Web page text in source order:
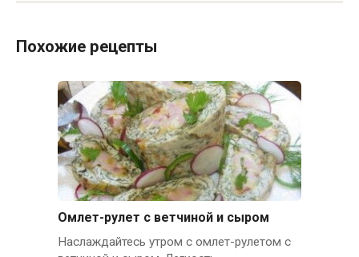
Похожие рецепты
Омлет-рулет с ветчиной и сыром
Наслаждайтесь утром с омлет-рулетом с